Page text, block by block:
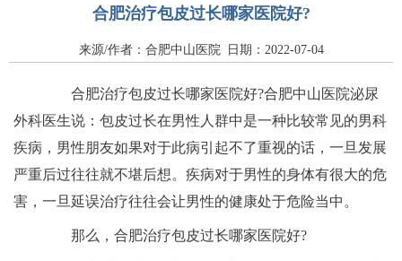
合肥治疗包皮过长哪家医院好?
来源/作者：合肥中山医院 日期：2022-07-04
合肥治疗包皮过长哪家医院好?合肥中山医院泌尿
外科医生说：包皮过长在男性人群中是一种比较常见的男科
疾病，男性朋友如果对于此病引起不了重视的话，一旦发展
严重后过往往就不堪后想。疾病对于男性的身体有很大的危
害，一旦延误治疗往往会让男性的健康处于危险当中。
那么，合肥治疗包皮过长哪家医院好?